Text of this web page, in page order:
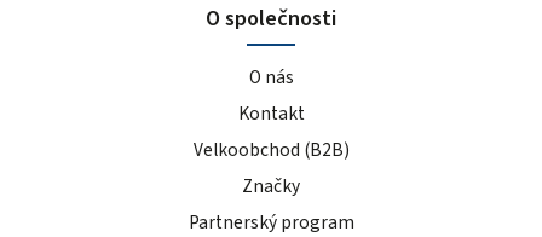
O společnosti
O nás
Kontakt
Velkoobchod (B2B)
Značky
Partnerský program